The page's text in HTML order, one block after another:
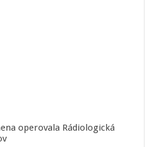
operovala Rádiologická